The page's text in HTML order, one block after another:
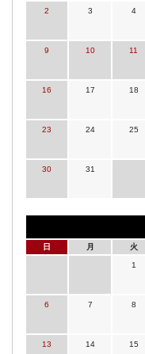
2 3 4
9 10 11
16 17 18
23 24 25
30 31
日 月 火
1
6 7 8
13 14 15